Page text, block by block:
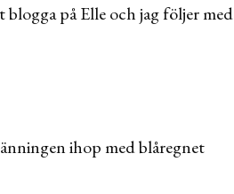
på Elle och jag följer med
ihop med blåregnet